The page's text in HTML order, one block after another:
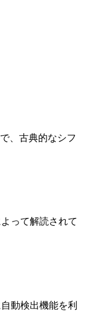
、古典的なシフ
って解読されて
動検出機能を利